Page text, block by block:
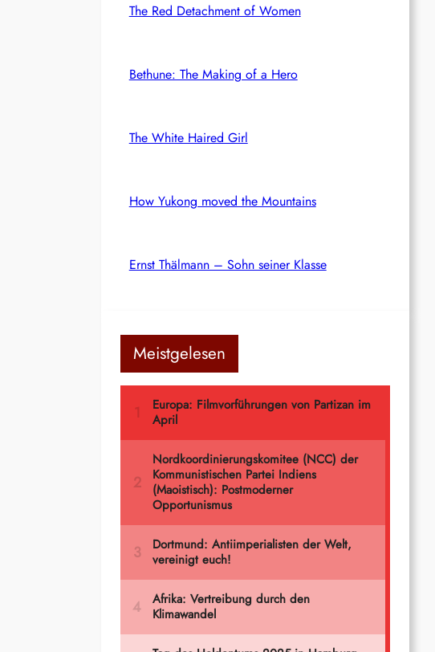
The Red Detachment of Women
Bethune: The Making of a Hero
The White Haired Girl
How Yukong moved the Mountains
Ernst Thälmann – Sohn seiner Klasse
Meistgelesen